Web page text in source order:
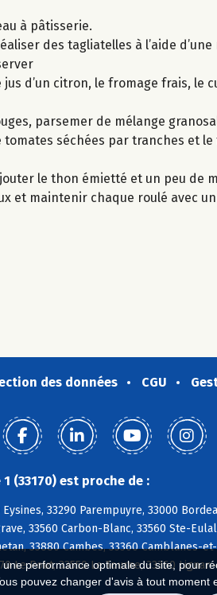
performance optimale du site, pour
pouvez changer d'avis à tout
à pâtisserie.
des tagliatelles à l’aide d’une
d’un citron, le fromage frais, le
parsemer de mélange
séchées par tranches et
le thon émietté et un peu de
et maintenir chaque roulé avec
des données CGU
(33170) est proche de :
33290 Parempuyre, 33000
33560 Carbon-Blanc, 33560 Ste-
33880 Cambes, 33360 Camblanes-
Le Pout, 33550 Le Tourne, 33360